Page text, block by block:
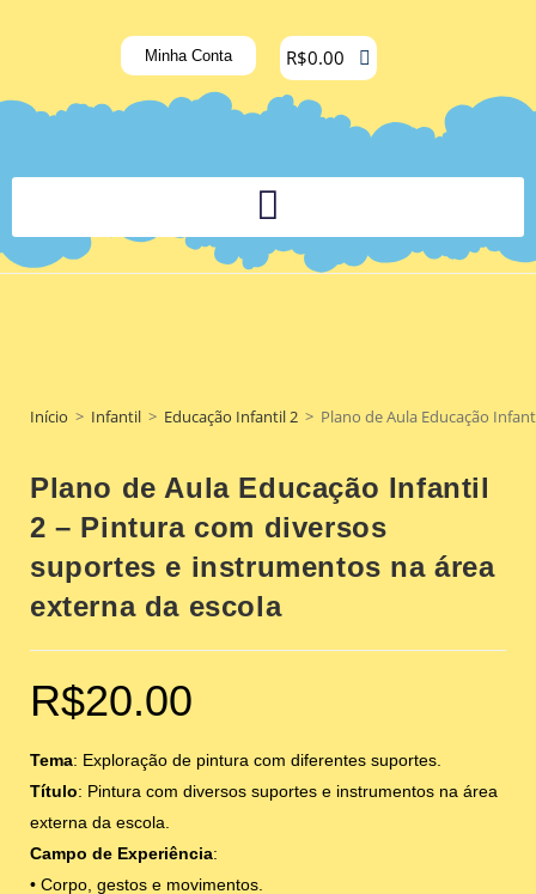
Minha Conta R$0.00
Início > Infantil > Educação Infantil 2 > Plano de Aula Educação
Plano de Aula Educação Infantil
2 – Pintura com diversos
suportes e instrumentos na área
externa da escola
R$20.00
Tema: Exploração de pintura com diferentes suportes.
Título: Pintura com diversos suportes e instrumentos na área
externa da escola.
Campo de Experiência:
• Corpo, gestos e movimentos.